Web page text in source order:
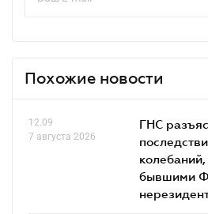
Похожие новости
12.09
7 августа 2026
ГНС
бывшими